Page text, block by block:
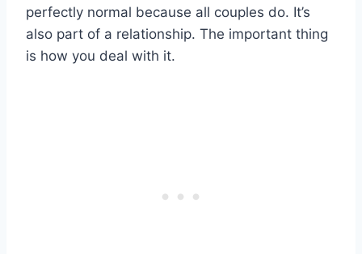
perfectly normal because all couples do. It’s
also part of a relationship. The important thing
is how you deal with it.